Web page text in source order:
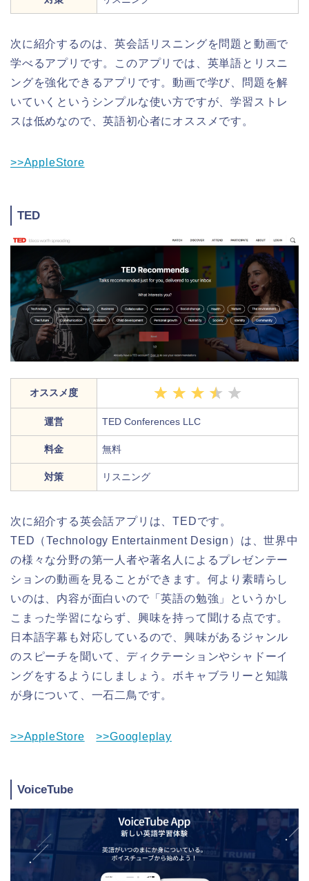
次に紹介するのは、英会話リスニングを問題と動画で
学べるアプリです。このアプリでは、英単語とリスニ
ングを強化できるアプリです。動画で学び、問題を解
いていくというシンプルな使い方ですが、学習ストレ
スは低めなので、英語初心者にオススメです。
>>AppleStore
TED
オススメ度
運営 TED Conferences LLC
料金 無料
対策 リスニング
次に紹介する英会話アプリは、TEDです。
TED（Technology Entertainment Design）は、世界中
の様々な分野の第一人者や著名人によるプレゼンテー
ションの動画を見ることができます。何より素晴らし
いのは、内容が面白いので「英語の勉強」というかし
こまった学習にならず、興味を持って聞ける点です。
日本語字幕も対応しているので、興味があるジャンル
のスピーチを聞いて、ディクテーションやシャドーイ
ングをするようにしましょう。ボキャブラリーと知識
が身について、一石二鳥です。
>>AppleStore >>Googleplay
VoiceTube